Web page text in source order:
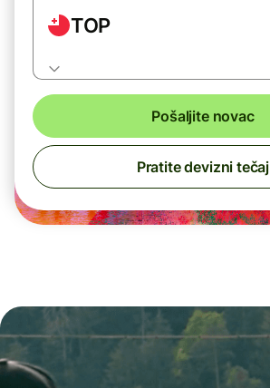
TOP
Pošaljite novac
Pratite devizni tečaj